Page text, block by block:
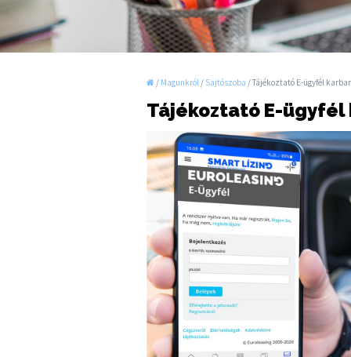
/ Magunkról / Sajtószoba /Tájékoztató E-ügyfél
Tájékoztató E-